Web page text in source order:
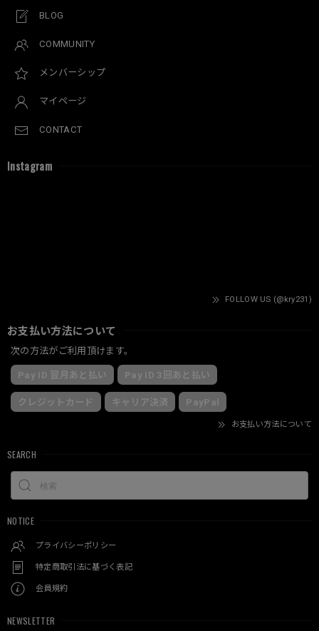
BLOG
COMMUNITY
メンバーシップ
マイページ
CONTACT
Instagram
FOLLOW US (@kry231)
お支払い方法について
次の方法がご利用頂けます。
Pay ID 翌月あと払い Pay ID 3回あと払い
クレジットカード キャリア決済 PayPal
お支払い方法について
SEARCH
NOTICE
プライバシーポリシー
特定商取引法に基づく表記
会員規約
NEWSLETTER